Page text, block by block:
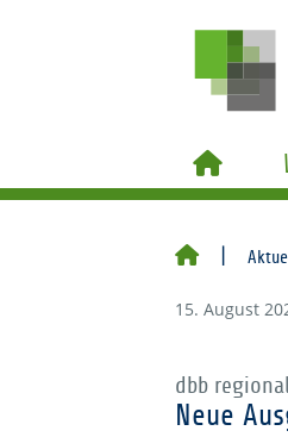
15. August
dbb
Neue